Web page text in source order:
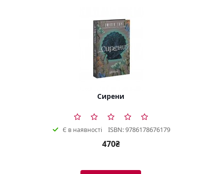
Сирени
Є в наявності ISBN: 9786178676179
470₴